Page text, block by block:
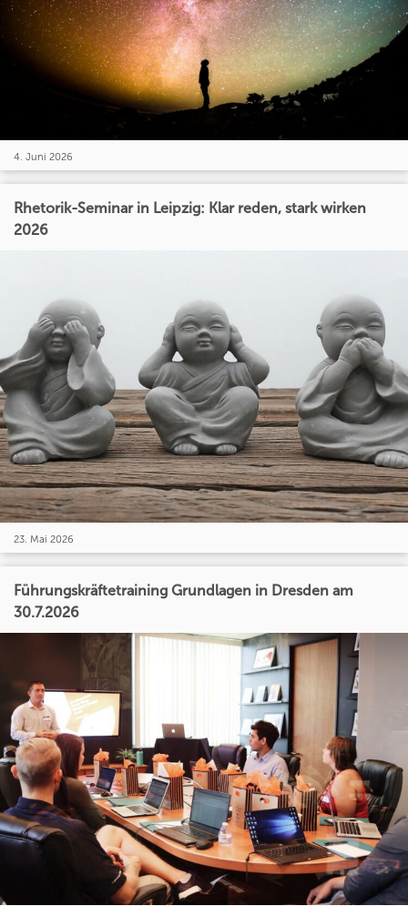
4. Juni 2026
Rhetorik-Seminar in Leipzig: Klar reden, stark wirken
2026
23. Mai 2026
Führungskräftetraining Grundlagen in Dresden am
30.7.2026